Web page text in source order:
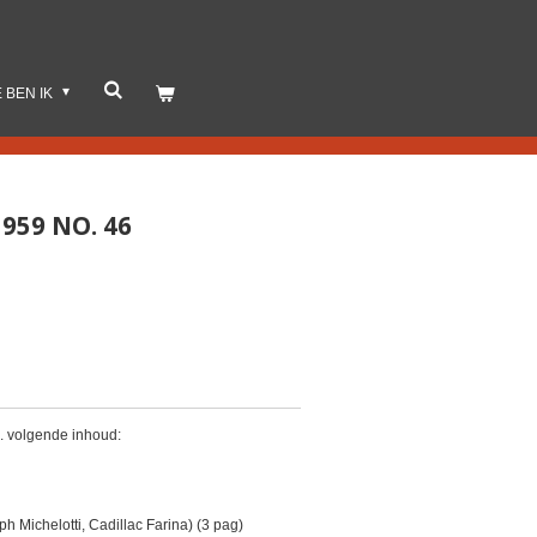
BEN IK
NO. 46
volgende inhoud:
Michelotti, Cadillac Farina) (3 pag)